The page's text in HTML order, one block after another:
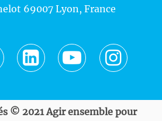
69007 Lyon, France
© 2021 Agir ensemble pour